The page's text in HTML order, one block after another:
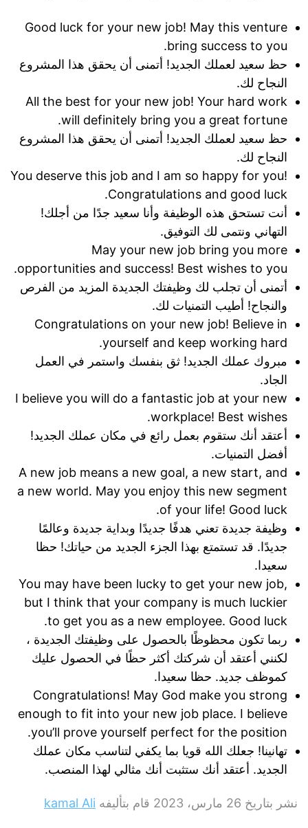
Good luck for your new job! May this venture
bring success to you.
حظ سعيد لعملك الجديد! أتمنى أن يحقق هذا المشروع
النجاح لك.
All the best for your new job! Your hard work
will definitely bring you a great fortune.
حظ سعيد لعملك الجديد! أتمنى أن يحقق هذا المشروع
النجاح لك.
You deserve this job and I am so happy for you!
Congratulations and good luck.
أنت تستحق هذه الوظيفة وأنا سعيد جدًا من أجلك!
التهاني ونتمى لك التوفيق.
May your new job bring you more
opportunities and success! Best wishes to you.
أتمنى أن تجلب لك وظيفتك الجديدة المزيد من الفرص
والنجاح! أطيب التمنيات لك.
Congratulations on your new job! Believe in
yourself and keep working hard.
مبروك عملك الجديد! ثق بنفسك واستمر في العمل
الجاد.
I believe you will do a fantastic job at your new
workplace! Best wishes.
أعتقد أنك ستقوم بعمل رائع في مكان عملك الجديد!
أفضل التمنيات.
A new job means a new goal, a new start, and
a new world. May you enjoy this new segment
of your life! Good luck.
وظيفة جديدة تعني هدفًا جديدًا وبداية جديدة وعالمًا
جديدًا. قد تستمتع بهذا الجزء الجديد من حياتك! حظا
سعيدا.
You may have been lucky to get your new job,
but I think that your company is much luckier
to get you as a new employee. Good luck.
ربما تكون محظوظًا بالحصول على وظيفتك الجديدة ،
لكنني أعتقد أن شركتك أكثر حظًا في الحصول عليك
كموظف جديد. حظا سعيدا.
Congratulations! May God make you strong
enough to fit into your new job place. I believe
you’ll prove yourself perfect for the position.
تهانينا! جعلك الله قويا بما يكفي لتناسب مكان عملك
الجديد. أعتقد أنك ستثبت أنك مثالي لهذا المنصب.
نشر بتاريخ 26 مارس، 2023 قام بتأليفه kamal Ali